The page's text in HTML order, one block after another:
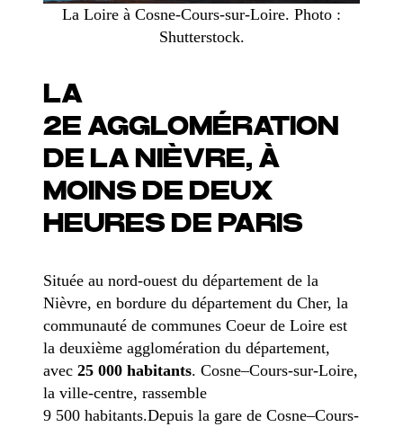
La Loire à Cosne-Cours-sur-Loire. Photo :
Shutterstock.
LA
2 E AGGLOMÉRATION
DE LA NIÈVRE, À
MOINS DE DEUX
HEURES DE PARIS
Située au nord-ouest du département de la
Nièvre, en bordure du département du Cher, la
communauté de communes Coeur de Loire est
la deuxième agglomération du département,
avec 25 000 habitants. Cosne–Cours-sur-Loire,
la ville-centre, rassemble
9 500 habitants.Depuis la gare de Cosne–Cours-